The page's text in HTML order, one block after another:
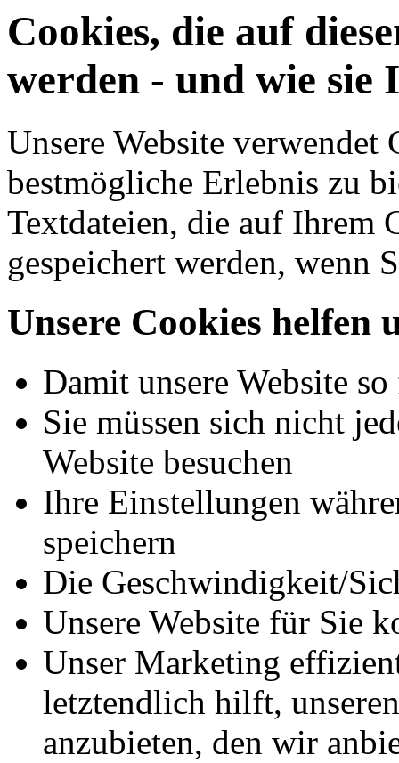
Cookies, die auf
werden - und wie sie
Unsere Website verwendet
bestmögliche Erlebnis zu
Textdateien, die auf Ihrem
gespeichert werden, wenn
Unsere Cookies helfen
Damit unsere Website
Sie müssen sich nicht
Website besuchen
Ihre Einstellungen
speichern
Die Geschwindigkeit/
Unsere Website für Sie
Unser Marketing
letztendlich hilft,
anzubieten, den wir